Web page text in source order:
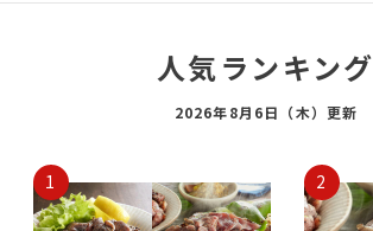
人気ランキング
2026年8月6日（木）更新
1 2